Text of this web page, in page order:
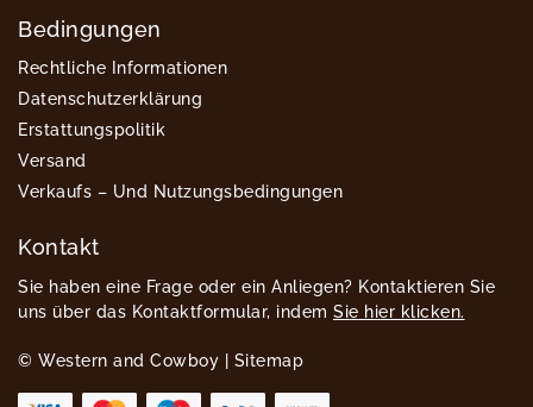
Bedingungen
Rechtliche Informationen
Datenschutzerklärung
Erstattungspolitik
Versand
Verkaufs – Und Nutzungsbedingungen
Kontakt
Sie haben eine Frage oder ein Anliegen? Kontaktieren Sie
uns über das Kontaktformular, indem Sie hier klicken.
© Western and Cowboy | Sitemap